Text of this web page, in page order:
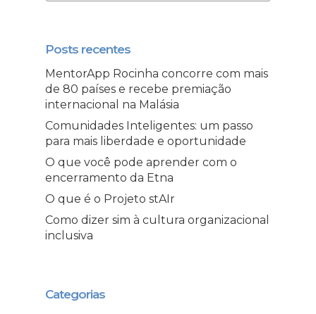
Posts recentes
MentorApp Rocinha concorre com mais
de 80 países e recebe premiação
internacional na Malásia
Comunidades Inteligentes: um passo
para mais liberdade e oportunidade
O que você pode aprender com o
encerramento da Etna
O que é o Projeto stAIr
Como dizer sim à cultura organizacional
inclusiva
Categorias